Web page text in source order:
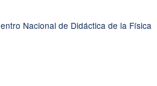
Nacional de Didáctica de la Física